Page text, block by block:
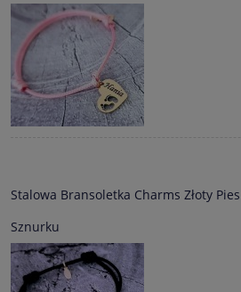
Stalowa Bransoletka Charms Złoty
Sznurku